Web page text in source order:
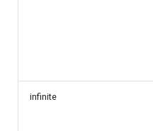
infinite